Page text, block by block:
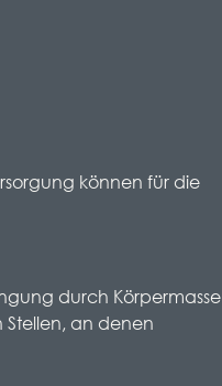
können für die
durch Körpermasse
Stellen, an denen